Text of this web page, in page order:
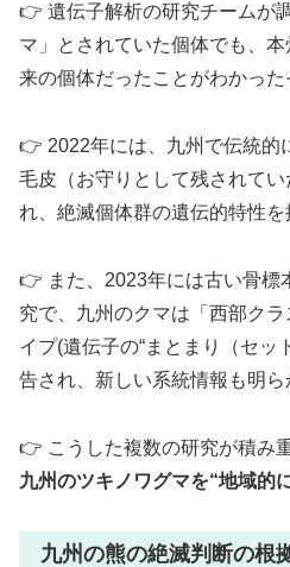
👉️ 遺伝子解析の研究チームが
マ」とされていた個体でも、
来の個体だったことがわかった
👉️ 2022年には、九州で伝統的
毛皮（お守りとして残されて
れ、絶滅個体群の遺伝的特性を
👉️ また、2023年には古い骨標
究で、九州のクマは「西部ク
イプ(遺伝子の“まとまり（セッ
告され、新しい系統情報も明ら
👉️ こうした複数の研究が積み重
九州のツキノワグマを“地域的
九州の熊の絶滅判断の根